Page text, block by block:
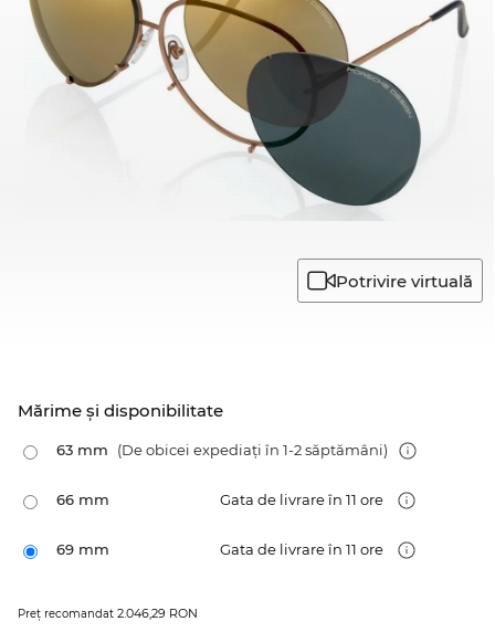
Potrivire virtuală
Mărime şi disponibilitate
63 mm (De obicei expediați în 1-2 săptămâni)
66 mm Gata de livrare în 11 ore
69 mm Gata de livrare în 11 ore
Preţ recomandat 2.046,29 RON